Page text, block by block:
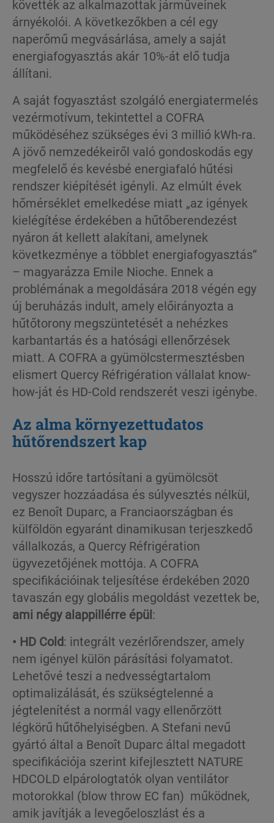
követték az alkalmazottak járműveinek
árnyékolói. A következőkben a cél egy
naperőmű megvásárlása, amely a saját
energiafogyasztás akár 10%-át elő tudja
állítani.
A saját fogyasztást szolgáló energiatermelés
vezérmotívum, tekintettel a COFRA
működéséhez szükséges évi 3 millió kWh-ra.
A jövő nemzedékeiről való gondoskodás egy
megfelelő és kevésbé energiafaló hűtési
rendszer kiépítését igényli. Az elmúlt évek
hőmérséklet emelkedése miatt „az igények
kielégítése érdekében a hűtőberendezést
nyáron át kellett alakítani, amelynek
következménye a többlet energiafogyasztás”
– magyarázza Emile Nioche. Ennek a
problémának a megoldására 2018 végén egy
új beruházás indult, amely előirányozta a
hűtőtorony megszüntetését a nehézkes
karbantartás és a hatósági ellenőrzések
miatt. A COFRA a gyümölcstermesztésben
elismert Quercy Réfrigération vállalat know-
how-ját és HD-Cold rendszerét veszi igénybe.
Az alma környezettudatos
hűtőrendszert kap
Hosszú időre tartósítani a gyümölcsöt
vegyszer hozzáadása és súlyvesztés nélkül,
ez Benoît Duparc, a Franciaországban és
külföldön egyaránt dinamikusan terjeszkedő
vállalkozás, a Quercy Réfrigération
ügyvezetőjének mottója. A COFRA
specifikációinak teljesítése érdekében 2020
tavaszán egy globális megoldást vezettek be,
ami négy alappillérre épül:
• HD Cold: integrált vezérlőrendszer, amely
nem igényel külön párásítási folyamatot.
Lehetővé teszi a nedvességtartalom
optimalizálását, és szükségtelenné a
jégtelenítést a normál vagy ellenőrzött
légkörű hűtőhelyiségben. A Stefani nevű
gyártó által a Benoît Duparc által megadott
specifikációja szerint kifejlesztett NATURE
HDCOLD elpárologtatók olyan ventilátor
motorokkal (blow throw EC fan) működnek,
amik javítják a levegőeloszlást és a